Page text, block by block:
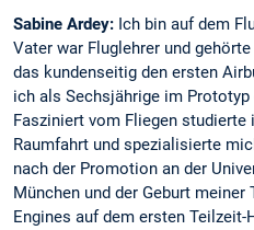
Sabine Ardey: Ich bin auf dem
Vater war Fluglehrer und
das kundenseitig den ersten
ich als Sechsjährige im
Fasziniert vom Fliegen studierte
Raumfahrt und spezialisierte
nach der Promotion an der
München und der Geburt
Engines auf dem ersten